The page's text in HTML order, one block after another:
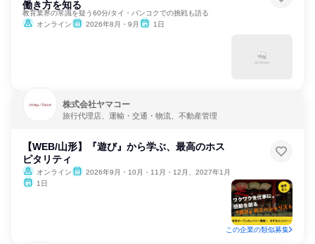
働き方を知る
教育業界の常識を疑う60分/タイ・バンコクでの挑戦も語る
オンライン
2026年8月・9月 1日
株式会社ヤマコー
旅行代理店、運輸・交通・物流、不動産管理
【WEB/山形】『遊び』から学ぶ、最高のホス
ピタリティ
オンライン
2026年9月・10月・11月・12月、2027年1月
1日
この企業の類似募集